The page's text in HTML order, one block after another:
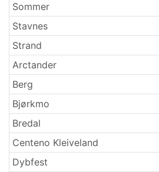
Sommer
Stavnes
Strand
Arctander
Berg
Bjørkmo
Bredal
Centeno Kleiveland
Dybfest